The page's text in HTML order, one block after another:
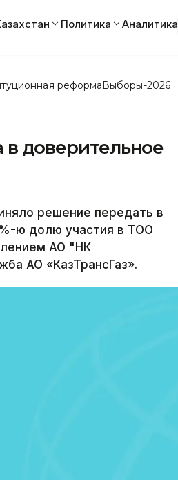
Политика Аналитика
реформаВыборы-2026
в доверительное
решение передать в
ю долю участия в ТОО
АО "НК
АО «КазТрансГаз».